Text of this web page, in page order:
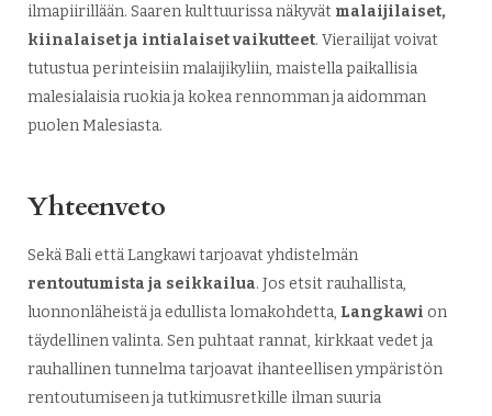
ilmapiirillään. Saaren kulttuurissa näkyvät malaijilaiset,
kiinalaiset ja intialaiset vaikutteet. Vierailijat voivat
tutustua perinteisiin malaijikyliin, maistella paikallisia
malesialaisia ruokia ja kokea rennomman ja aidomman
puolen Malesiasta.
Yhteenveto
Sekä Bali että Langkawi tarjoavat yhdistelmän
rentoutumista ja seikkailua. Jos etsit rauhallista,
luonnonläheistä ja edullista lomakohdetta, Langkawi on
täydellinen valinta. Sen puhtaat rannat, kirkkaat vedet ja
rauhallinen tunnelma tarjoavat ihanteellisen ympäristön
rentoutumiseen ja tutkimusretkille ilman suuria